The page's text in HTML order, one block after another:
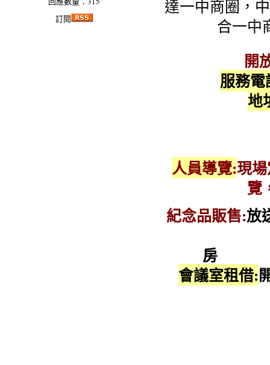
訂閱
達一中商圈，
合一中
開
服務電
地
人員導覽:現
覽
紀念品販售:
會議室租借: